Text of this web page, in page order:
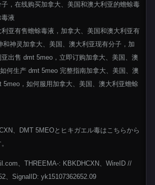
，在线购买加拿大、美国和澳大利亚的蟾蜍毒
液
亚有售蟾蜍毒液，加拿大、美国和澳大利亚有
和神灵加拿大、美国、澳大利亚现有分子，加
出售 dmt 5meo，立即订购加拿大、美国、澳
何生产 dmt 5meo 完整指南加拿大、美国、澳
5meo，如何服用加拿大、美国、澳大利亚蟾蜍
、DMT 5MEOとヒキガエル毒はこちらから
、THREEMA-: KBKDHCXN、WireID //
、SignalID: yk15107362652.09